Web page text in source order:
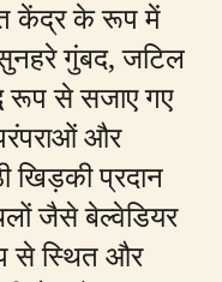
केंद्र के रूप में
गुंबद, जटिल
रूप से सजाए गए
और
खिड़की प्रदान
जैसे बेल्वेडियर
से स्थित और